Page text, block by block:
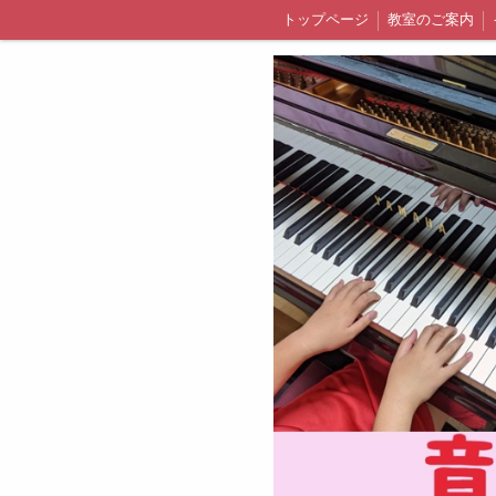
トップページ 教室のご案内